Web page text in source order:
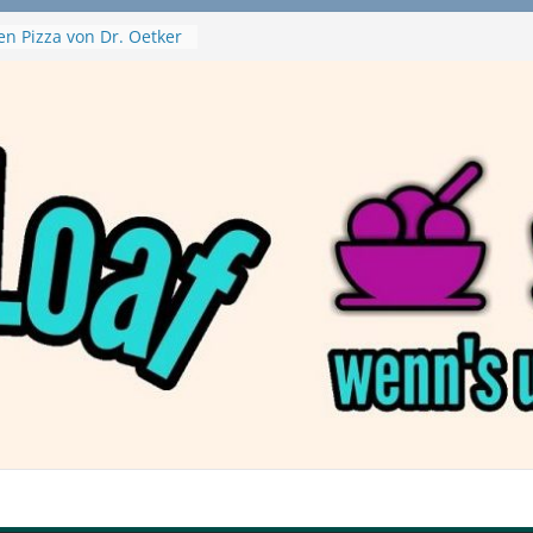
Pizza von Dr. Oetker
Nuggets und
– wirklich vegan?
Haftbefehl /